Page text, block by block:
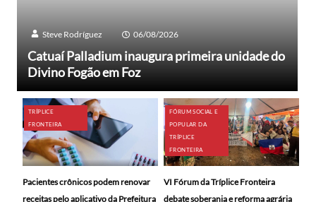
Steve Rodríguez 06/08/2026
Catuaí Palladium inaugura primeira unidade do
Divino Fogão em Foz
TRÍPLICE
FRONTEIRA
Pacientes crônicos podem renovar
receitas pelo aplicativo da Prefeitura
FÓRUM SOCIAL E
POPULAR DA
TRÍPLICE
FRONTEIRA
VI Fórum da Tríplice Fronteira
debate soberania e reforma agrária